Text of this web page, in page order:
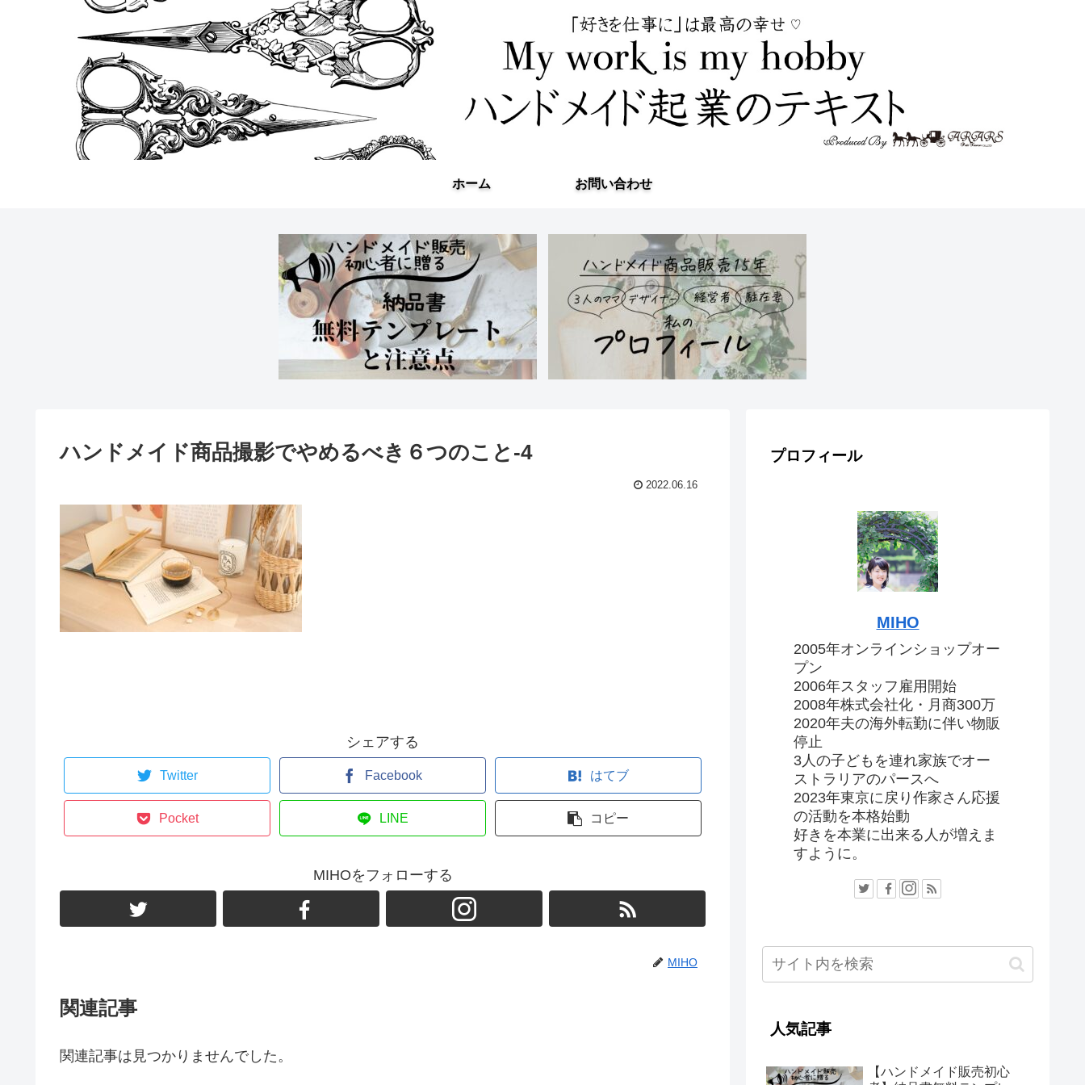
ホーム お問い合わせ
ハンドメイド商品撮影でやめるべき６つのこと-4
2022.06.16
シェアする
Twitter Facebook はてブ
Pocket LINE コピー
MIHOをフォローする
MIHO
関連記事
関連記事は見つかりませんでした。
プロフィール
MIHO
2005年オンラインショップオー
プン
2006年スタッフ雇用開始
2008年株式会社化・月商300万
2020年夫の海外転勤に伴い物販
停止
3人の子どもを連れ家族でオー
ストラリアのパースへ
2023年東京に戻り作家さん応援
の活動を本格始動
好きを本業に出来る人が増えま
すように。
人気記事
【ハンドメイド販売初心